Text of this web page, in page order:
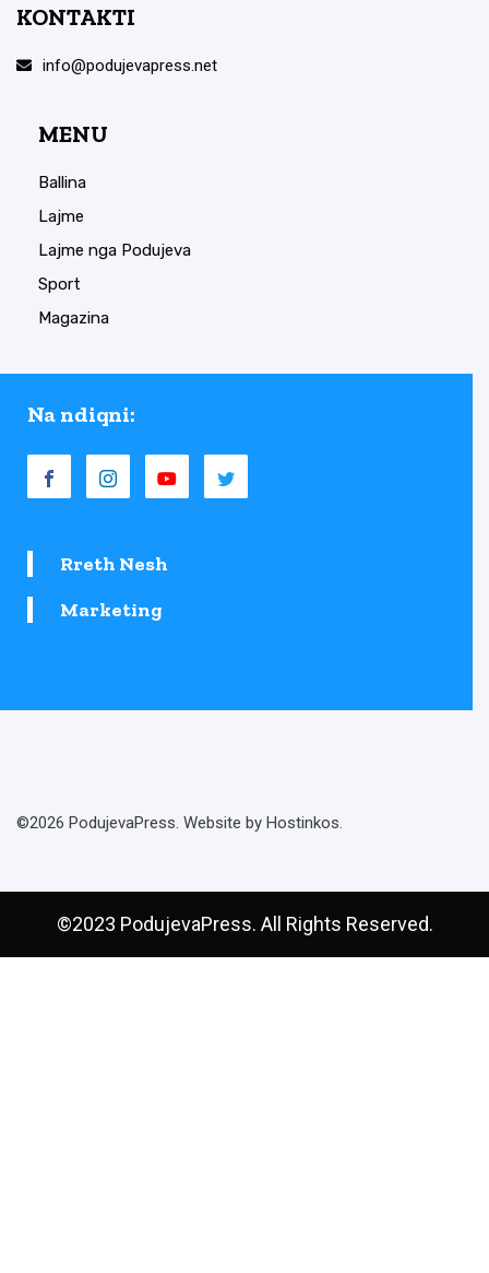
KONTAKTI
info@podujevapress.net
MENU
Ballina
Lajme
Lajme nga Podujeva
Sport
Magazina
Na ndiqni:
Rreth Nesh
Marketing
©2026 PodujevaPress. Website by Hostinkos.
©2023 PodujevaPress. All Rights Reserved.